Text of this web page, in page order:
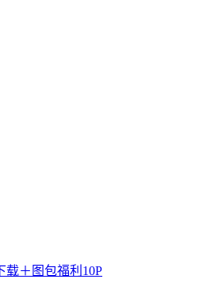
载＋图包福利10P